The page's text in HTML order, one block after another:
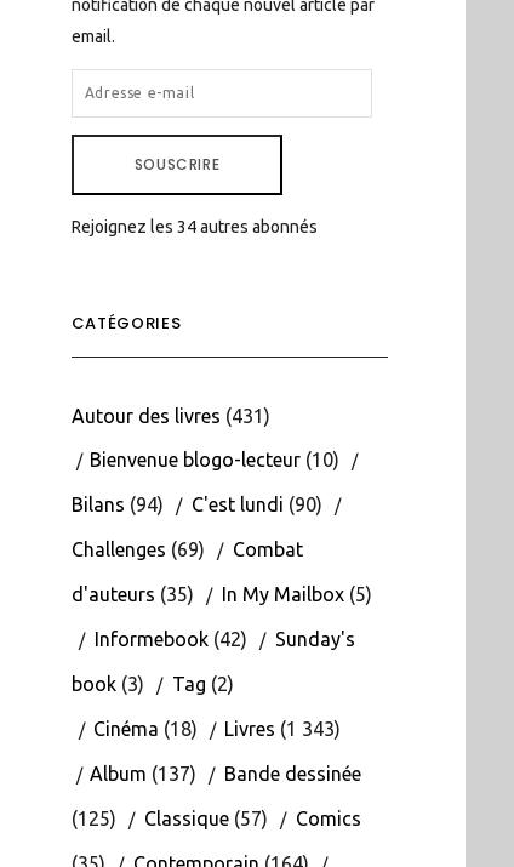
notification de chaque nouvel article par
email.
ADRESSE
E-
SOUSCRIRE
Rejoignez les 34 autres abonnés
CATÉGORIES
Autour des livres (431)
Bienvenue blogo-lecteur(10)
Bilans (94) C'est lundi (90)
Challenges (69) Combat
d'auteurs (35) In My Mailbox(5)
Informebook(42) Sunday's
book(3) Tag (2)
Cinéma (18) Livres (1 343)
Album (137) Bande dessinée
(125) Classique(57) Comics